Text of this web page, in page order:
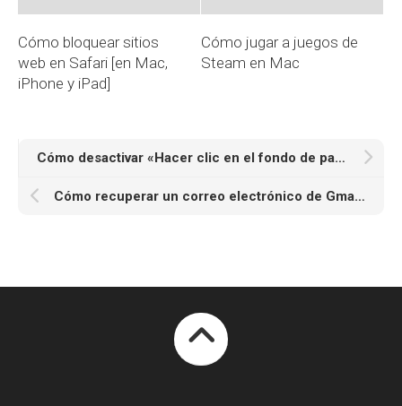
Cómo bloquear sitios
web en Safari [en Mac,
iPhone y iPad]
Cómo jugar a juegos de
Steam en Mac
Cómo desactivar «Hacer clic en el fondo de pantalla para mostrar el escritorio» en Mac
Cómo recuperar un correo electrónico de Gmail en un ordenador Mac, en la web y en el móvil